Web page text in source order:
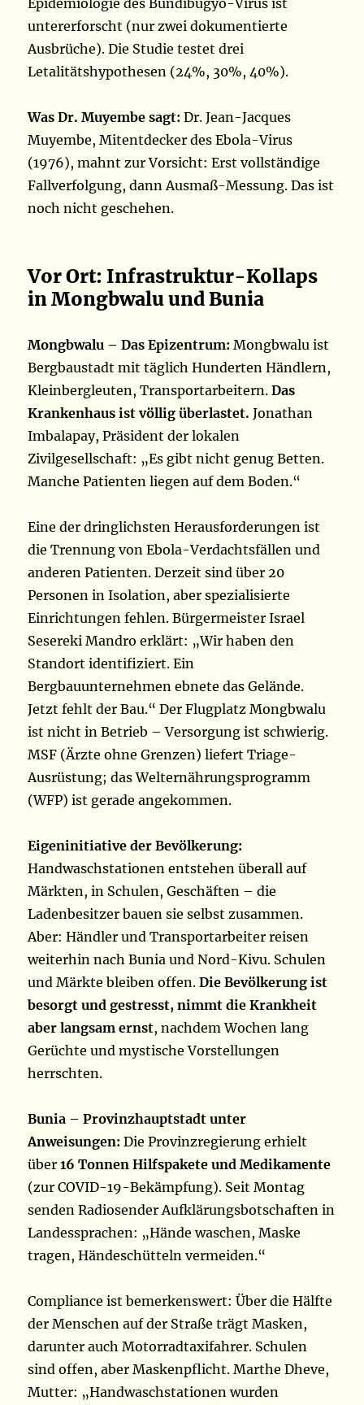
Epidemiologie des Bundibugyo-Virus ist
untererforscht (nur zwei dokumentierte
Ausbrüche). Die Studie testet drei
Letalitätshypothesen (24%, 30%, 40%).
Was Dr. Muyembe sagt: Dr. Jean-Jacques
Muyembe, Mitentdecker des Ebola-Virus
(1976), mahnt zur Vorsicht: Erst vollständige
Fallverfolgung, dann Ausmaß-Messung. Das ist
noch nicht geschehen.
Vor Ort: Infrastruktur-Kollaps
in Mongbwalu und Bunia
Mongbwalu – Das Epizentrum: Mongbwalu ist
Bergbaustadt mit täglich Hunderten Händlern,
Kleinbergleuten, Transportarbeitern.Das
Krankenhaus ist völlig überlastet. Jonathan
Imbalapay, Präsident der lokalen
Zivilgesellschaft: „Es gibt nicht genug Betten.
Manche Patienten liegen auf dem Boden.“
Eine der dringlichsten Herausforderungen ist
die Trennung von Ebola-Verdachtsfällen und
anderen Patienten. Derzeit sind über 20
Personen in Isolation, aber spezialisierte
Einrichtungen fehlen. Bürgermeister Israel
Sesereki Mandro erklärt: „Wir haben den
Standort identifiziert. Ein
Bergbauunternehmen ebnete das Gelände.
Jetzt fehlt der Bau.“ Der Flugplatz Mongbwalu
ist nicht in Betrieb – Versorgung ist schwierig.
MSF (Ärzte ohne Grenzen) liefert Triage-
Ausrüstung; das Welternährungsprogramm
(WFP) ist gerade angekommen.
Eigeninitiative der Bevölkerung:
Handwaschstationen entstehen überall auf
Märkten, in Schulen, Geschäften – die
Ladenbesitzer bauen sie selbst zusammen.
Aber: Händler und Transportarbeiter reisen
weiterhin nach Bunia und Nord-Kivu. Schulen
und Märkte bleiben offen.Die Bevölkerung ist
besorgt und gestresst, nimmt die Krankheit
aber langsam ernst, nachdem Wochen lang
Gerüchte und mystische Vorstellungen
herrschten.
Bunia – Provinzhauptstadt unter
Anweisungen: Die Provinzregierung erhielt
über16 Tonnen Hilfspakete und Medikamente
(zur COVID-19-Bekämpfung). Seit Montag
senden Radiosender Aufklärungsbotschaften in
Landessprachen: „Hände waschen, Maske
tragen, Händeschütteln vermeiden.“
Compliance ist bemerkenswert: Über die Hälfte
der Menschen auf der Straße trägt Masken,
darunter auch Motorradtaxifahrer. Schulen
sind offen, aber Maskenpflicht. Marthe Dheve,
Mutter: „Handwaschstationen wurden